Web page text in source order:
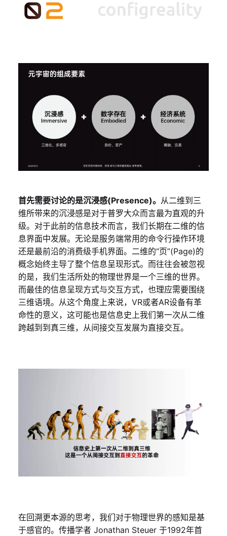
首先需要讨论的是沉浸感(Presence)。 从二维到三
维所带来的沉浸感是对于普罗大众而言最为直观的升
级。对于此前的信息技术而言，我们长期在二维的信
息界面中发展。无论是服务端常用的命令行操作环境
还是最前沿的消费级手机界面。二维的“页”(Page)的
概念始终主导了整个信息呈现形式。而往往会被忽视
的是，我们生活所处的物理世界是一个三维的世界。
而最佳的信息呈现方式与交互方式，也理应需要围绕
三维语境。从这个角度上来说，VR或者AR设备有革
命性的意义，这可能也是信息史上我们第一次从二维
跨越到到真三维，从间接交互发展为直接交互。
在回溯更本源的思考，我们对于物理世界的感知是基
于感官的。传播学者 Jonathan Steuer 于1992年首